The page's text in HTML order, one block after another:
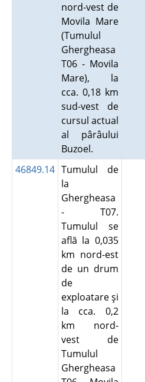
nord-vest de
Movila Mare
(Tumulul
Ghergheasa
T06 - Movila
Mare), la
cca. 0,18 km
sud-vest de
cursul actual
al pârâului
Buzoel.
46849.14 Tumulul de
la
Ghergheasa
- T07.
Tumulul se
află la 0,035
km nord-est
de un drum
de
exploatare şi
la cca. 0,2
km nord-
vest de
Tumulul
Ghergheasa